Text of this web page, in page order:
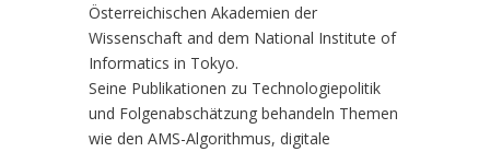
Österreichischen Akademien der
Wissenschaft and dem National Institute of
Informatics in Tokyo.
Seine Publikationen zu Technologiepolitik
und Folgenabschätzung behandeln Themen
wie den AMS-Algorithmus, digitale